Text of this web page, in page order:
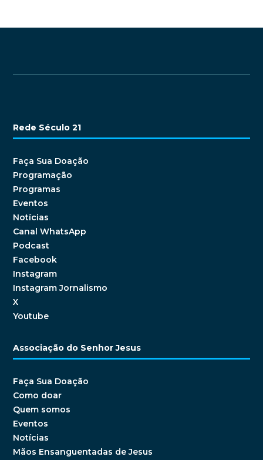
Rede Século 21
Faça Sua Doação
Programação
Programas
Eventos
Notícias
Canal WhatsApp
Podcast
Facebook
Instagram
Instagram Jornalismo
X
Youtube
Associação do Senhor Jesus
Faça Sua Doação
Como doar
Quem somos
Eventos
Notícias
Mãos Ensanguentadas de Jesus